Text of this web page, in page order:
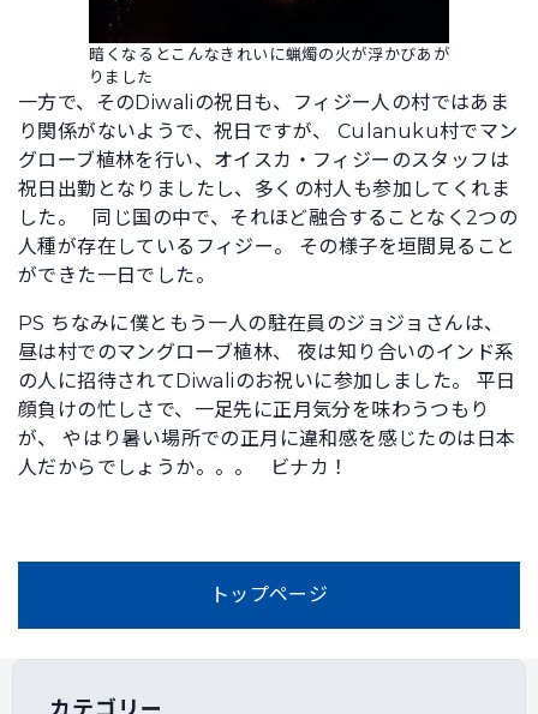
暗くなるとこんなきれいに蝋燭の火が浮かびあが
りました
一方で、そのDiwaliの祝日も、フィジー人の村ではあま
り関係がないようで、祝日ですが、 Culanuku村でマン
グローブ植林を行い、オイスカ・フィジーのスタッフは
祝日出勤となりましたし、多くの村人も参加してくれま
した。 同じ国の中で、それほど融合することなく2つの
人種が存在しているフィジー。 その様子を垣間見ること
ができた一日でした。
PS ちなみに僕ともう一人の駐在員のジョジョさんは、
昼は村でのマングローブ植林、 夜は知り合いのインド系
の人に招待されてDiwaliのお祝いに参加しました。 平日
顔負けの忙しさで、一足先に正月気分を味わうつもり
が、 やはり暑い場所での正月に違和感を感じたのは日本
人だからでしょうか。。。 ビナカ！
トップページ